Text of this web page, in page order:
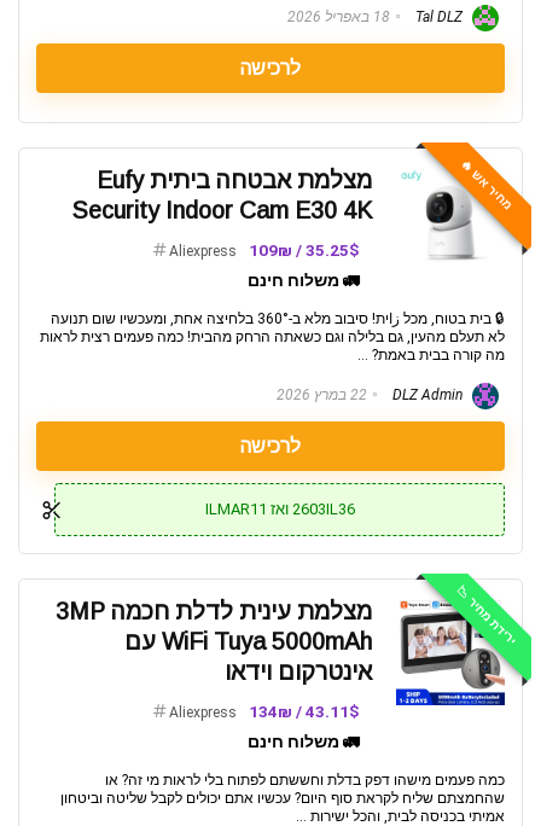
Tal DLZ 18 באפריל 2026
לרכישה
מחיר אש 🔥
מצלמת אבטחה ביתית Eufy
Security Indoor Cam E30 4K
35.25$ / 109₪
Aliexpress
🚛 משלוח חינם
🔒 בית בטוח, מכל زاית! סיבוב מלא ב-360° בלחיצה אחת, ומעכשיו שום תנועה
לא תעלם מהעין, גם בלילה וגם כשאתה הרחק מהבית! כמה פעמים רצית לראות
מה קורה בבית באמת? ...
22 במרץ 2026
לרכישה
2603IL36 ואז ILMAR11
ירידת מחיר 📉
מצלמת עינית לדלת חכמה 3MP
WiFi Tuya 5000mAh עם
אינטרקום וידאו
43.11$ / 134₪
Aliexpress
🚛 משלוח חינם
כמה פעמים מישהו דפק בדלת וחששתם לפתוח בלי לראות מי זה? או
שהחמצתם שליח לקראת סוף היום? עכשיו אתם יכולים לקבל שליטה וביטחון
אמיתי בכניסה לבית, והכל ישירות ...